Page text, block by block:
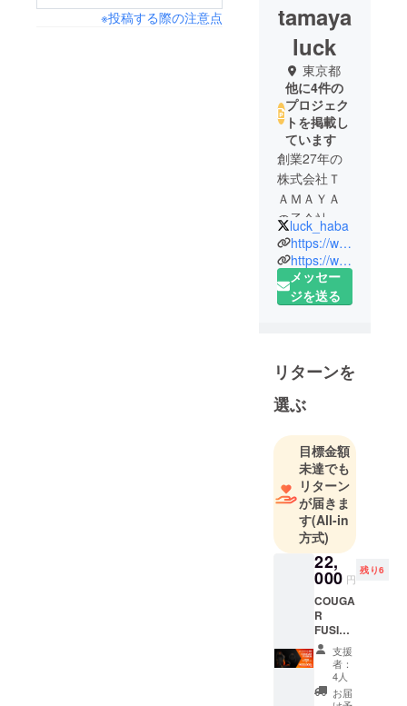
※投稿する際の注意点
tamaya
luck
東京都
他に4件の
プロジェク
トを掲載し
ています
創業27年の
株式会社Ｔ
ＡＭＡＹＡ
の子会社と
して
『物流の新
たな付加価
値創造』を
ぶ』という
ノウハウを
起点に、
お客様に新
たな『モ
ノ』、『コ
ト』のご提
案を行って
います。
luck_haba
https://www.luck-global.jp/
https://www.rakuten.ne.jp/gold/haba-design/
メッセー
ジを送る
リターンを
選ぶ
目標金額
未達でも
リターン
が届きま
す(All-in
方式)
22,
000 円
残り6
COUGA
R
FUSION
CAMPF
IRE限
¥5000-
支援
者：
4人
お届